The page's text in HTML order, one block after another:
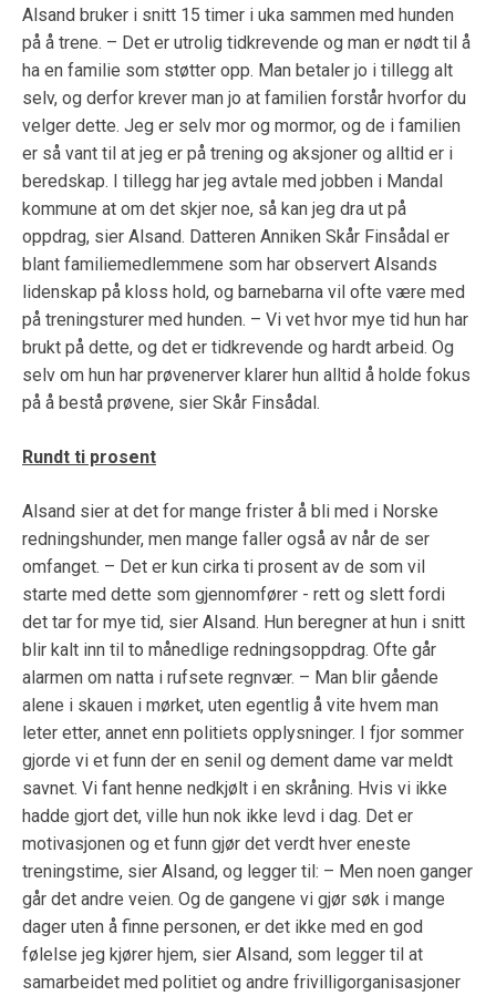
Alsand bruker i snitt 15 timer i uka sammen med hunden
på å trene. – Det er utrolig tidkrevende og man er nødt til å
ha en familie som støtter opp. Man betaler jo i tillegg alt
selv, og derfor krever man jo at familien forstår hvorfor du
velger dette. Jeg er selv mor og mormor, og de i familien
er så vant til at jeg er på trening og aksjoner og alltid er i
beredskap. I tillegg har jeg avtale med jobben i Mandal
kommune at om det skjer noe, så kan jeg dra ut på
oppdrag, sier Alsand. Datteren Anniken Skår Finsådal er
blant familiemedlemmene som har observert Alsands
lidenskap på kloss hold, og barnebarna vil ofte være med
på treningsturer med hunden. – Vi vet hvor mye tid hun har
brukt på dette, og det er tidkrevende og hardt arbeid. Og
selv om hun har prøvenerver klarer hun alltid å holde fokus
på å bestå prøvene, sier Skår Finsådal.
Rundt ti prosent
Alsand sier at det for mange frister å bli med i Norske
redningshunder, men mange faller også av når de ser
omfanget. – Det er kun cirka ti prosent av de som vil
starte med dette som gjennomfører - rett og slett fordi
det tar for mye tid, sier Alsand. Hun beregner at hun i snitt
blir kalt inn til to månedlige redningsoppdrag. Ofte går
alarmen om natta i rufsete regnvær. – Man blir gående
alene i skauen i mørket, uten egentlig å vite hvem man
leter etter, annet enn politiets opplysninger. I fjor sommer
gjorde vi et funn der en senil og dement dame var meldt
savnet. Vi fant henne nedkjølt i en skråning. Hvis vi ikke
hadde gjort det, ville hun nok ikke levd i dag. Det er
motivasjonen og et funn gjør det verdt hver eneste
treningstime, sier Alsand, og legger til: – Men noen ganger
går det andre veien. Og de gangene vi gjør søk i mange
dager uten å finne personen, er det ikke med en god
følelse jeg kjører hjem, sier Alsand, som legger til at
samarbeidet med politiet og andre frivilligorganisasjoner